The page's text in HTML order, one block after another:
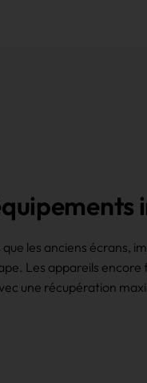
les anciens écrans,
Les appareils
une récupération